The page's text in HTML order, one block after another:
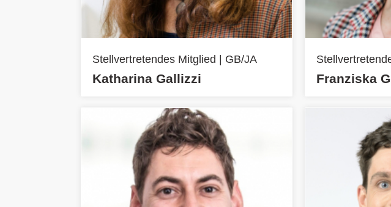
Stellvertretendes Mitglied | GB/JA
Katharina Gallizzi Franziska